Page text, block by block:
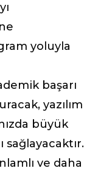
yoluyla
başarı
yazılım
büyük
sağlayacaktır.
ve daha